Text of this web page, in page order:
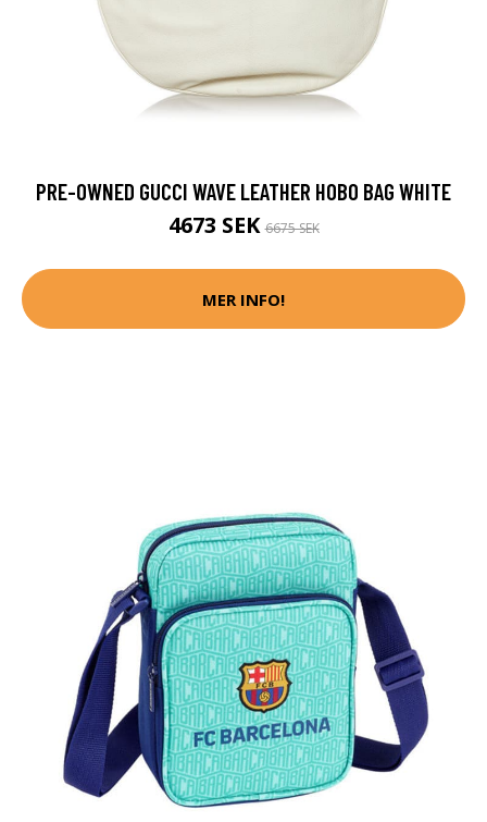
PRE-OWNED GUCCI WAVE LEATHER HOBO BAG WHITE
4673 SEK6675 SEK
MER INFO!